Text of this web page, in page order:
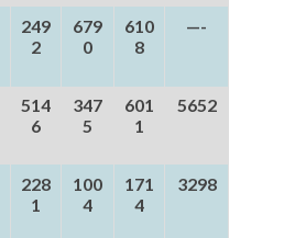
249
2
679
0
610
8
—-
514
6
347
5
601
1
5652
228
1
100
4
171
4
3298